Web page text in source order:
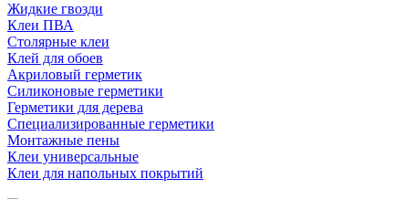
Жидкие гвозди
Клеи ПВА
Столярные клеи
Клей для обоев
Акриловый герметик
Силиконовые герметики
Герметики для дерева
Специализированные герметики
Монтажные пены
Клеи универсальные
Клеи для напольных покрытий